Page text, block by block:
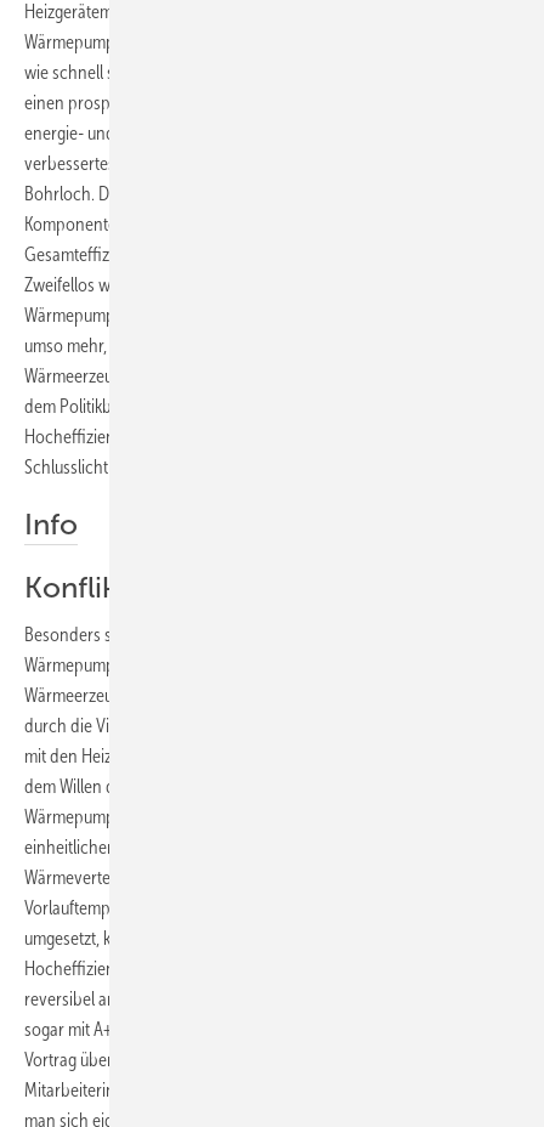
Heizgerätemarkt einschneidend verändern. Reife
Wärmepumpenländer wie Schweden und die Schweiz verdeutlichen,
wie schnell sich der Wärmemarkt wandeln kann. Voraussetzung für
einen prosperierenden Wärmepumpenmarkt sind jedoch günstigere
energie- und förderpolitische Rahmenbedingungen sowie ein
verbessertes Qualitätsniveau bei der Installation und rund um das
Bohrloch. Der Markt bietet inzwischen zahlreiche Hocheffizienz-
Komponenten für Wärmepumpen an, die zur Steigerung der
Gesamteffizienz aber noch intelligent kombiniert werden müssen.
Zweifellos wird es bei den etablierten Heizgeräte-Herstellern, die auch
Wärmepumpen anbieten, zu Kannibalismus-Effekten kommen. Dies
umso mehr, je stärker der Gesetzgeber das EU-Label für
Wärmeerzeuger vorantreibt. Es ist kaum zu erwarten, dass eine mit
dem Politikbetrieb gut vernetzte Heizgeräte-Industrie ihre
Hocheffizienz-Brennwert­kessel- und -Geräte auf das Energieeffizienz-
Schlusslicht D zurückstufen lässt.
Info
Konflikte durch EU-Label
Besonders starke Impulse für die Marktbelebung erwartet die
Wärmepumpenbranche von der geplanten Zertifizierung von
Wärmeerzeugern im Rahmen der Ecodesign-Richt­linie, insbesondere
durch die Visualisierung der Effizienzwerte per EU-Label. Der Konflikt
mit den Heizgeräteherstellern ist hier bereits vorprogrammiert. Nach
dem Willen der EU sollen im Ecodesign Lot 1 „Heizgeräte,
Wärmepumpen, Solaranlagen und Mikro-KWK-Geräte“ nach den
einheitlichen Effizienzkriterien bewertet werden und zwar für zwei
Wärmeverteilungs-Abgabesysteme mit 55 und 35 °C
Vorlauftemperatur. Würde diese Richtlinie in der jetzigen Form
umgesetzt, käme die Wärmepumpe in Energieeffizienzklasse A, der
Hocheffizienz-Brennwert­heizkessel nur noch in Klasse D! Eine
reversibel arbeitende Wärmepumpe für Heizen und Kühlen würde
sogar mit A+ und höher zertifiziert. Interessanterweise wurde der
Vortrag über die Auswirkungen der Ecodesign-Richtlinie von einer
Mitarbeiterin von Daikin vorgetragen. Zu diesem heiklen Thema hätte
man sich eigentlich einen neutralen Referenten aus der EU-